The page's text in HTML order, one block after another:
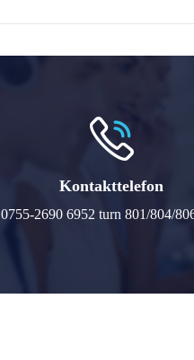
Kontakttelefon
0755-2690 6952 turn 801/804/